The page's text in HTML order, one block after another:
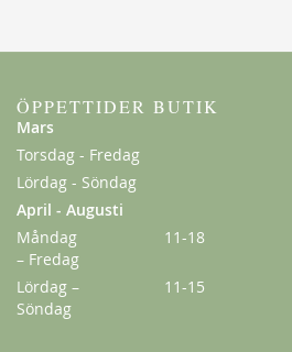
ÖPPETTIDER BUTIK
Mars
Torsdag - Fredag
Lördag - Söndag
April - Augusti
Måndag
– Fredag
11-18
Lördag –
Söndag
11-15